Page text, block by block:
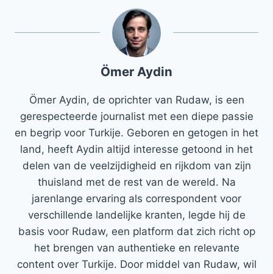
Ömer Aydin
Ömer Aydin, de oprichter van Rudaw, is een
gerespecteerde journalist met een diepe passie
en begrip voor Turkije. Geboren en getogen in het
land, heeft Aydin altijd interesse getoond in het
delen van de veelzijdigheid en rijkdom van zijn
thuisland met de rest van de wereld. Na
jarenlange ervaring als correspondent voor
verschillende landelijke kranten, legde hij de
basis voor Rudaw, een platform dat zich richt op
het brengen van authentieke en relevante
content over Turkije. Door middel van Rudaw, wil